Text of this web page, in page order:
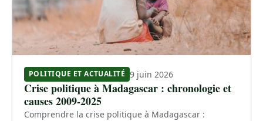
POLITIQUE ET ACTUALITÉ 9 juin 2026
Crise politique à Madagascar : chronologie et
causes 2009-2025
Comprendre la crise politique à Madagascar :